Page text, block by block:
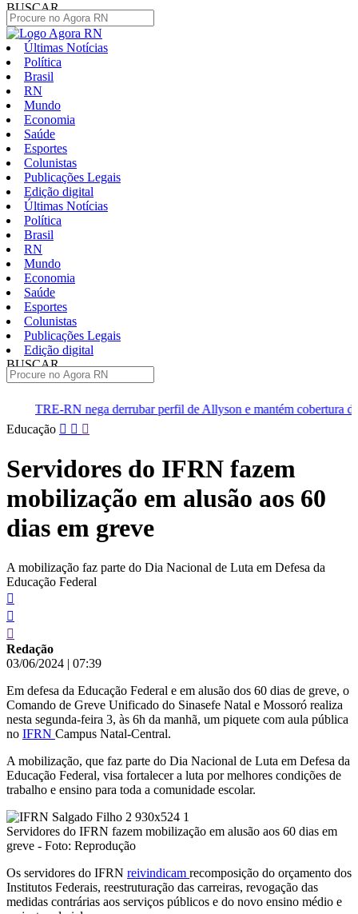
BUSCAR
Últimas Notícias
Política
Brasil
RN
Mundo
Economia
Saúde
Esportes
Colunistas
Publicações Legais
Edição digital
Últimas Notícias
Política
Brasil
RN
Mundo
Economia
Saúde
Esportes
Colunistas
Publicações Legais
Edição digital
BUSCAR
perfil de Allyson e mantém cobertura da convenção
Pular
conteúdo
Educação
Servidores do IFRN fazem
mobilização em alusão aos 60
dias em greve
A mobilização faz parte do Dia Nacional de Luta em Defesa da
Educação Federal
Redação
03/06/2024 | 07:39
Em defesa da Educação Federal e em alusão dos 60 dias de greve, o
Comando de Greve Unificado do Sinasefe Natal e Mossoró realiza
nesta segunda-feira 3, às 6h da manhã, um piquete com aula pública
no IFRN Campus Natal-Central.
A mobilização, que faz parte do Dia Nacional de Luta em Defesa da
Educação Federal, visa fortalecer a luta por melhores condições de
trabalho e ensino para toda a comunidade escolar.
Servidores do IFRN fazem mobilização em alusão aos 60 dias em
greve - Foto: Reprodução
Os servidores do IFRN reivindicam recomposição do orçamento dos
Institutos Federais, reestruturação das carreiras, revogação das
medidas contrárias aos serviços públicos e do novo ensino médio e